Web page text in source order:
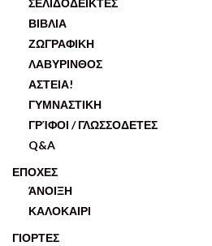
ΣΕΛΙΔΟΔΕΙΚΤΕΣ
ΒΙΒΛΙΑ
ΖΩΓΡΑΦΙΚΗ
ΛΑΒΥΡΙΝΘΟΣ
ΑΣΤΕΙΑ!
ΓΥΜΝΑΣΤΙΚΗ
ΓΡΊΦΟΙ / ΓΛΩΣΣΟΔΕΤΕΣ
Q&A
ΕΠΟΧΕΣ
ΆΝΟΙΞΗ
ΚΑΛΟΚΑΙΡΙ
ΓΙΟΡΤΕΣ